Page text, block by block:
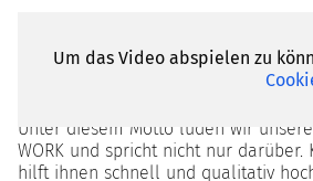
Um das Video abspielen zu
"Zieldisziplin entfaltet Kreativität“ -
Unter diesem Motto luden wir
WORK und spricht nicht nur darüber.
hilft ihnen schnell und qualitativ